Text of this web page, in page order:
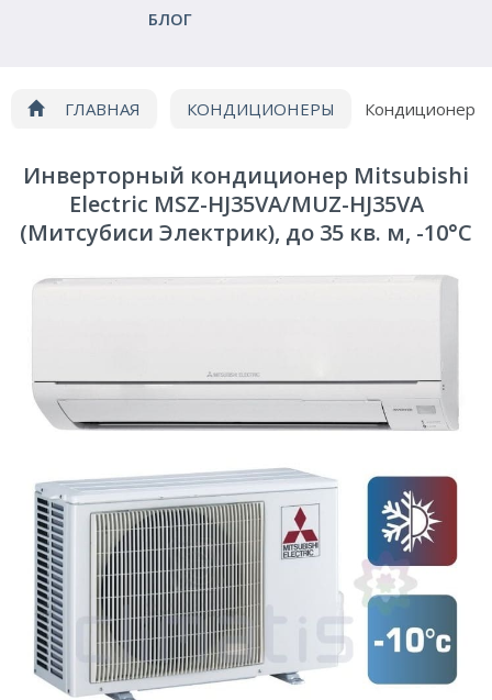
БЛОГ
ГЛАВНАЯ КОНДИЦИОНЕРЫ
Кондиционер
Инверторный кондиционер Mitsubishi
Electric MSZ-HJ35VA/MUZ-HJ35VA
(Митсубиси Электрик), до 35 кв. м, -10°C